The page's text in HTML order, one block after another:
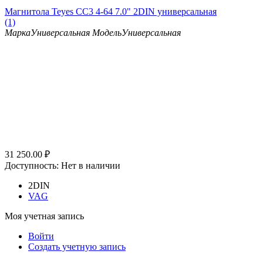
Магнитола Teyes CC3 4-64 7.0" 2DIN универсальная
(1)
МаркаУниверсальная МодельУниверсальная
31 250.00 ₽
Доступность: Нет в наличии
2DIN
VAG
Моя учетная запись
Войти
Создать учетную запись